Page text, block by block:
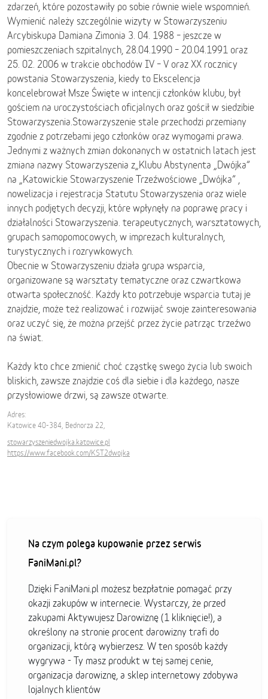
zdarzeń, które pozostawiły po sobie równie wiele wspomnień.
Wymienić należy szczególnie wizyty w Stowarzyszeniu
Arcybiskupa Damiana Zimonia 3. 04. 1988 – jeszcze w
pomieszczeniach szpitalnych, 28.04.1990 – 20.04.1991 oraz
25. 02. 2006 w trakcie obchodów IV – V oraz XX rocznicy
powstania Stowarzyszenia, kiedy to Ekscelencja
koncelebrował Msze Święte w intencji członków klubu, był
gościem na uroczystościach oficjalnych oraz gościł w siedzibie
Stowarzyszenia.Stowarzyszenie stale przechodzi przemiany
zgodnie z potrzebami jego członków oraz wymogami prawa.
Jednymi z ważnych zmian dokonanych w ostatnich latach jest
zmiana nazwy Stowarzyszenia z„Klubu Abstynenta „Dwójka”
na „Katowickie Stowarzyszenie Trzeźwościowe „Dwójka” ,
nowelizacja i rejestracja Statutu Stowarzyszenia oraz wiele
innych podjętych decyzji, które wpłynęły na poprawę pracy i
działalności Stowarzyszenia. terapeutycznych, warsztatowych,
grupach samopomocowych, w imprezach kulturalnych,
turystycznych i rozrywkowych.
Obecnie w Stowarzyszeniu działa grupa wsparcia,
organizowane są warsztaty tematyczne oraz czwartkowa
otwarta społeczność. Każdy kto potrzebuje wsparcia tutaj je
znajdzie, może też realizować i rozwijać swoje zainteresowania
oraz uczyć się, że można przejść przez życie patrząc trzeźwo
na świat.
Każdy kto chce zmienić choć cząstkę swego życia lub swoich
bliskich, zawsze znajdzie coś dla siebie i dla każdego, nasze
przysłowiowe drzwi, są zawsze otwarte.
Adres:
Katowice 40-384, Bednorza 22,
stowarzyszeniedwojka.katowice.pl
https://www.facebook.com/KST2dwojka
Na czym polega kupowanie przez serwis
FaniMani.pl?
Dzięki FaniMani.pl możesz bezpłatnie pomagać przy
okazji zakupów w internecie. Wystarczy, że przed
zakupami Aktywujesz Darowiznę (1 kliknięcie!), a
określony na stronie procent darowizny trafi do
organizacji, którą wybierzesz. W ten sposób każdy
wygrywa - Ty masz produkt w tej samej cenie,
organizacja darowiznę, a sklep internetowy zdobywa
lojalnych klientów